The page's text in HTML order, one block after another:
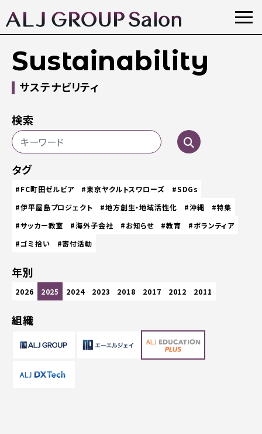
Sustainability
サステナビリティ
検索
タグ
#FC町田ゼルビア #東京ヤクルトスワローズ
#SDGs
#伊平屋島プロジェクト
#地方創生・地域活性化 #沖縄
#特集
#サッカー教室
#海外子会社 #お知らせ #教育
#ボランティア
#ゴミ拾い
#寄付活動
年別
2026 2025 2024 2023 2018 2017 2012 2011
組織